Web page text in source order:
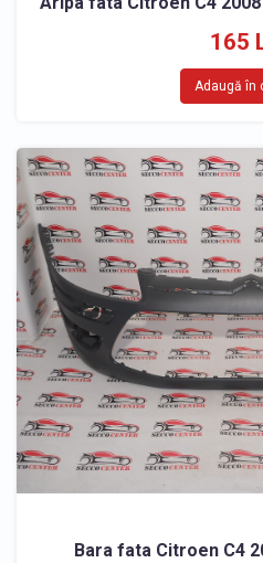
165
Adaugă în
Bara fata Citroen C4